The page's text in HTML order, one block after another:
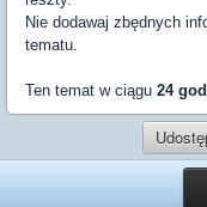
Nie dodawaj zbędnych
tematu.
Ten temat w ciągu 24